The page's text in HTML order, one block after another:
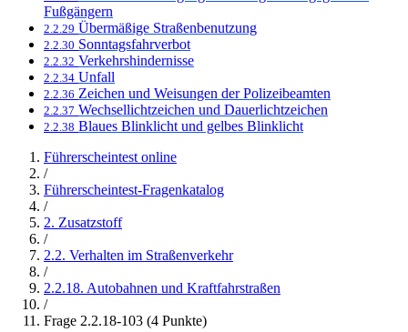
Fußgängern
2.2.29 Übermäßige Straßenbenutzung
2.2.30 Sonntagsfahrverbot
2.2.32 Verkehrshindernisse
2.2.34 Unfall
2.2.36 Zeichen und Weisungen der Polizeibeamten
2.2.37 Wechsellichtzeichen und Dauerlichtzeichen
2.2.38 Blaues Blinklicht und gelbes Blinklicht
Führerscheintest online
/
Führerscheintest-Fragenkatalog
/
2. Zusatzstoff
/
2.2. Verhalten im Straßenverkehr
/
2.2.18. Autobahnen und Kraftfahrstraßen
/
Frage 2.2.18-103 (4 Punkte)